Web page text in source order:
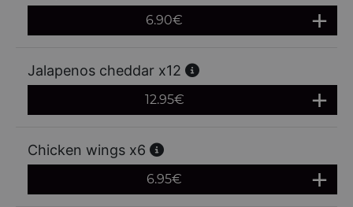
6.90€
Jalapenos cheddar x12
12.95€
Chicken wings x6
6.95€